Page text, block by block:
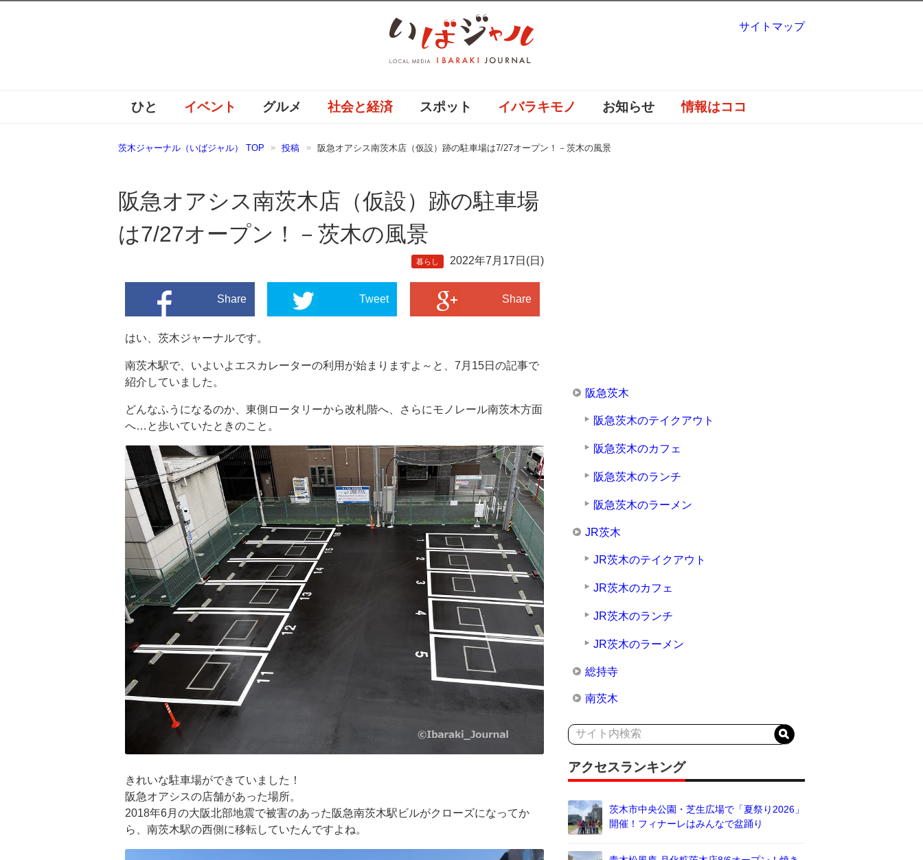
ひと イベント グルメ 社会と経済 スポット イバラキモノ お知らせ 情報はココ
茨木ジャーナル（いばジャル） TOP 投稿 阪急オアシス南茨木店（仮設）跡の駐車場は7/27オープン！－茨木の風景
阪急オアシス南茨木店（仮設）跡の駐車場
は7/27オープン！－茨木の風景
暮らし 2022年7月17日(日)
Share Tweet Share
はい、茨木ジャーナルです。
南茨木駅で、いよいよエスカレーターの利用が始まりますよ～と、7月15日の記事で
紹介していました。
どんなふうになるのか、東側ロータリーから改札階へ、さらにモノレール南茨木方面
へ…と歩いていたときのこと。
きれいな駐車場ができていました！
阪急オアシスの店舗があった場所。
2018年6月の大阪北部地震で被害のあった阪急南茨木駅ビルがクローズになってか
ら、南茨木駅の西側に移転していたんですよね。
阪急茨木
阪急茨木のテイクアウト
阪急茨木のカフェ
阪急茨木のランチ
阪急茨木のラーメン
JR茨木
JR茨木のテイクアウト
JR茨木のカフェ
JR茨木のランチ
JR茨木のラーメン
総持寺
南茨木
アクセスランキング
茨木市中央公園・芝生広場で「夏祭り2026」
開催！フィナーレはみんなで盆踊り
サイトマップ